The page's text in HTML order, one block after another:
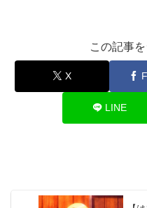
この記事
X
LINE